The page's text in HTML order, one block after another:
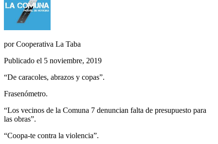
porCooperativa La Taba
Publicado el 5 noviembre, 2019
“De caracoles, abrazos y copas”.
Frasenómetro.
“Los vecinos de la Comuna 7 denuncian falta de presupuesto para
las obras”.
“Coopa-te contra la violencia”.